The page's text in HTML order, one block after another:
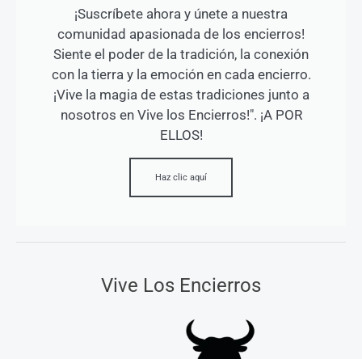
¡Suscríbete ahora y únete a nuestra
comunidad apasionada de los encierros!
Siente el poder de la tradición, la conexión
con la tierra y la emoción en cada encierro.
¡Vive la magia de estas tradiciones junto a
nosotros en Vive los Encierros!". ¡A POR
ELLOS!
Haz clic aquí
Vive Los Encierros